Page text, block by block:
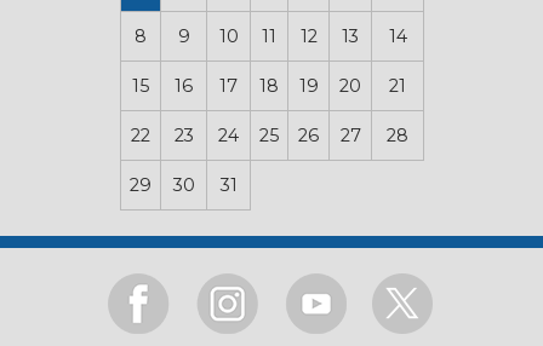
8 9 10 11 12 13 14
15 16 17 18 19 20 21
22 23 24 25 26 27 28
29 30 31